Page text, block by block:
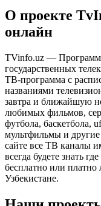
О проекте
онлайн
TVinfo.uz —
государственных
ТВ-программа с
названиями
завтра и ближайшую
любимых фильмов,
футбола, баскетбола,
мультфильмы и другие
сайте все ТВ каналы
всегда будете знать
бесплатно или
Узбекистане.